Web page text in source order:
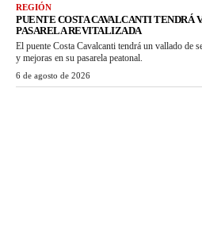
REGIÓN
PUENTE COSTA CAVALCANTI TENDRÁ
PASARELA REVITALIZADA
El puente Costa Cavalcanti tendrá un vallado de
y mejoras en su pasarela peatonal.
6 de agosto de 2026